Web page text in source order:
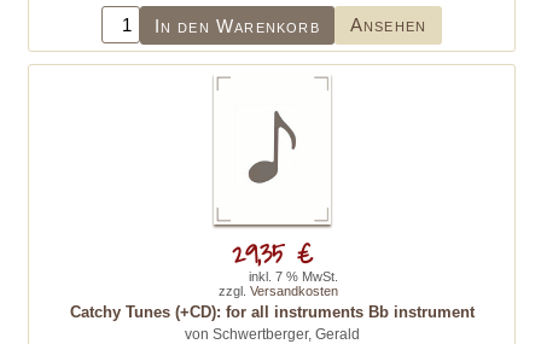
In den Warenkorb Ansehen
Catchy Tunes (+CD): for all instruments Bb instrument
von Schwertberger, Gerald
29,35 €
inkl. 7 % MwSt.
zzgl. Versandkosten